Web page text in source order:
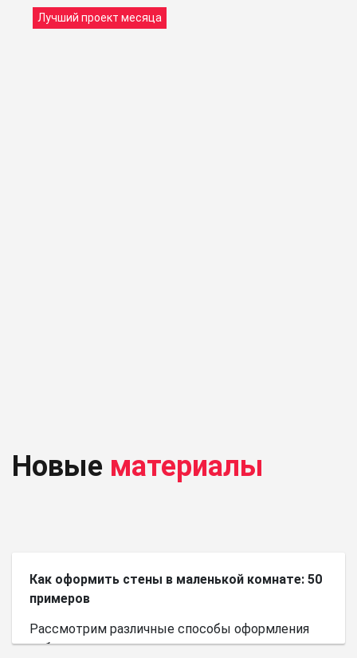
Лучший проект месяца
Новые материалы
Как оформить стены в маленькой комнате: 50
примеров
Рассмотрим различные способы оформления
небольшого пространства.